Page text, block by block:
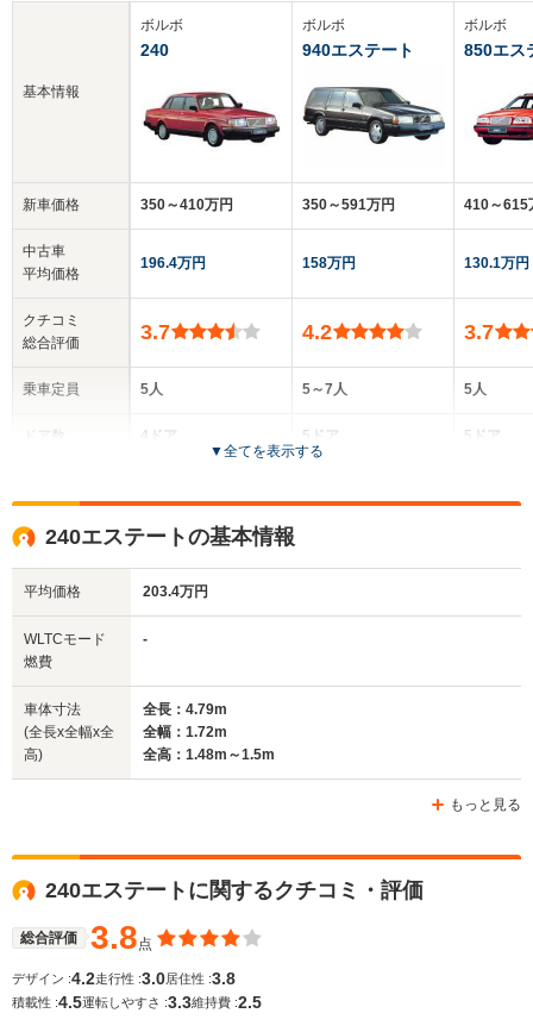
基本情報
新車価格
中古車
平均価格
クチコミ
総合評価
乗車定員
ドア数
サイズ
(全長x全幅x全高)
WLTCモード
燃費
排気量
ボルボ
240
350～410万円
196.4万円
3.7
5人
4ドア
全高
-m
-
2316cc
ボルボ
940エステート
350～591万円
158万円
4.2
5～7人
5ドア
全高
-
ボルボ
850エス
410～615
130.1万円
3.7
5人
5ドア
全高
▼全てを表示する
240エステートの基本情報
平均価格 203.4万円
WLTCモード
燃費
-
車体寸法
(全長x全幅x全
高)
全長：4.79m
全幅：1.72m
全高：1.48m～1.5m
もっと見る
240エステートに関するクチコミ・評価
総合評価 3.8点
デザイン :4.2走行性 :3.0居住性 :3.8
積載性 :4.5運転しやすさ :3.3維持費 :2.5